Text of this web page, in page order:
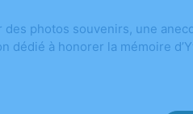
photos souvenirs, une
à honorer la mémoire